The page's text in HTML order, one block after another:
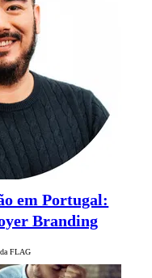
em Portugal:
Branding
FLAG